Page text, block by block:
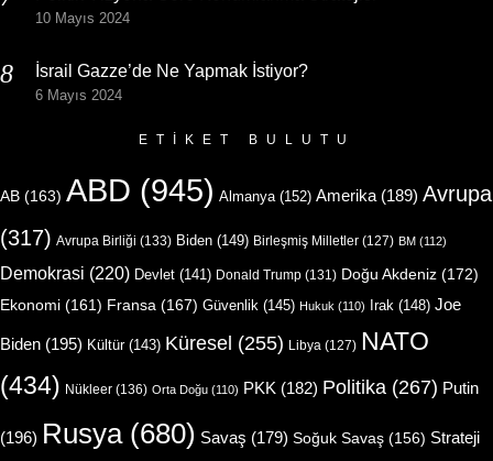
10 Mayıs 2024
İsrail Gazze’de Ne Yapmak İstiyor?
6 Mayıs 2024
ETIKET BULUTU
AB (163) ABD (945) Almanya(152) Amerika (189) Avrupa
(317) Avrupa Birliği (133) Biden (149) Birleşmiş Milletler (127) BM (112)
Demokrasi (220) Devlet (141) Donald Trump (131) Doğu Akdeniz (172)
Ekonomi (161) Fransa (167) Güvenlik (145) Hukuk (110) Irak (148) Joe
Biden (195) Kültür(143) Küresel (255) Libya (127) NATO
(434) Nükleer (136) Orta Doğu (110) PKK (182) Politika (267) Putin
(196) Rusya(680) Savaş (179) Soğuk Savaş (156) Strateji